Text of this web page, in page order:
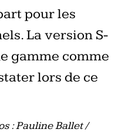
pour les
La version S-
gamme comme
lors de ce
: Pauline Ballet /